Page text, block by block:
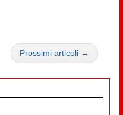
Prossimi articoli →